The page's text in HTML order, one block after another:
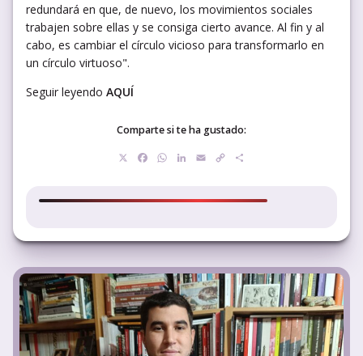
redundará en que, de nuevo, los movimientos sociales
trabajen sobre ellas y se consiga cierto avance. Al fin y al
cabo, es cambiar el círculo vicioso para transformarlo en
un círculo virtuoso".
Seguir leyendo AQUÍ
Comparte si te ha gustado:
Facebook
WhatsApp
LinkedIn
EmailCopy